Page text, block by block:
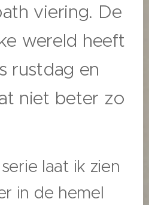
viering. De
wereld heeft
rustdag en
niet beter zo
laat ik zien
in de hemel